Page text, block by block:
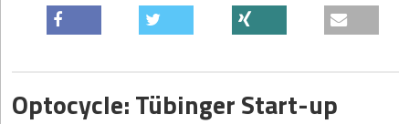
Optocycle: Tübinger Start-up